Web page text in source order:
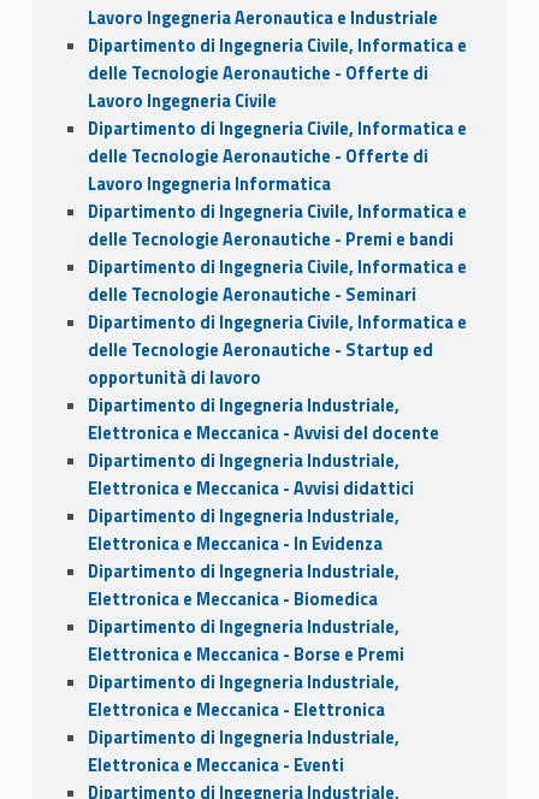
Lavoro Ingegneria Aeronautica e Industriale
Dipartimento di Ingegneria Civile, Informatica e
delle Tecnologie Aeronautiche - Offerte di
Lavoro Ingegneria Civile
Dipartimento di Ingegneria Civile, Informatica e
delle Tecnologie Aeronautiche - Offerte di
Lavoro Ingegneria Informatica
Dipartimento di Ingegneria Civile, Informatica e
delle Tecnologie Aeronautiche - Premi e bandi
Dipartimento di Ingegneria Civile, Informatica e
delle Tecnologie Aeronautiche - Seminari
Dipartimento di Ingegneria Civile, Informatica e
delle Tecnologie Aeronautiche - Startup ed
opportunità di lavoro
Dipartimento di Ingegneria Industriale,
Elettronica e Meccanica - Avvisi del docente
Dipartimento di Ingegneria Industriale,
Elettronica e Meccanica - Avvisi didattici
Dipartimento di Ingegneria Industriale,
Elettronica e Meccanica - In Evidenza
Dipartimento di Ingegneria Industriale,
Elettronica e Meccanica - Biomedica
Dipartimento di Ingegneria Industriale,
Elettronica e Meccanica - Borse e Premi
Dipartimento di Ingegneria Industriale,
Elettronica e Meccanica - Elettronica
Dipartimento di Ingegneria Industriale,
Elettronica e Meccanica - Eventi
Dipartimento di Ingegneria Industriale,